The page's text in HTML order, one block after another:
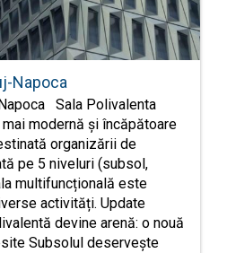
Napoca
Sala Polivalenta
modernă și încăpătoare
organizării de
pe 5 niveluri (subsol,
multifuncțională este
activități. Update
devine arenă: o nouă
Subsolul deservește